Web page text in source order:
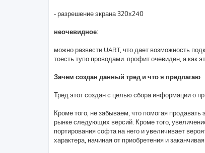
- разрешение экрана 320х240
неочевидное:
можно развести UART, что дает возможность
тоесть тупо проводами. профит очевиден, а как
Зачем создан данный тред и что я предлагаю
Тред этот создан с целью сбора информации о
Кроме того, не забываем, что помогая
рынке следующих версий. Кроме того,
портирования софта на него и увеличивает
характера, начиная от приобретения и